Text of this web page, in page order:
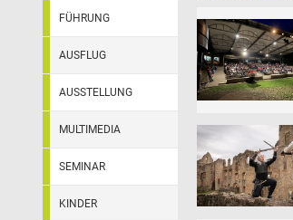
FÜHRUNG
AUSFLUG
AUSSTELLUNG
MULTIMEDIA
SEMINAR
KINDER